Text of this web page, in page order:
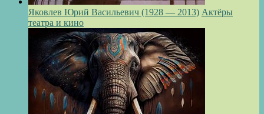
Яковлев Юрий Васильевич (1928 — 2013) Актёры
театра и кино